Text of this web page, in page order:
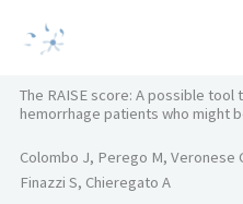
contenuto
The RAISE score: A possible
hemorrhage patients who might
Colombo J, Perego M, Veronese
Finazzi S, Chieregato A